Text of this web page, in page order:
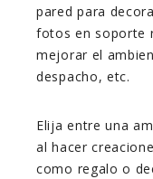
pared para
fotos en soporte
mejorar el
despacho, etc.
Elija entre una
al hacer
como regalo o